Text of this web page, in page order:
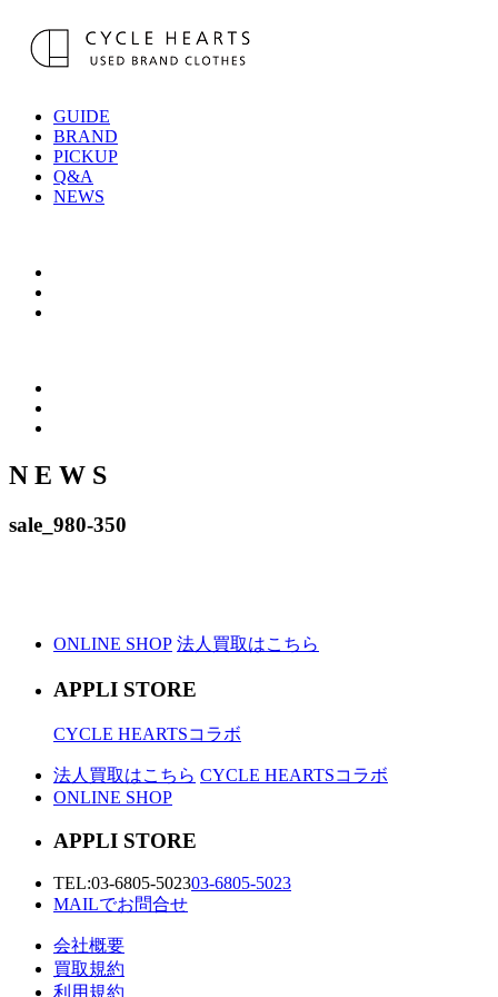
GUIDE
BRAND
PICKUP
Q&A
NEWS
N E W S
sale_980-350
ONLINE SHOP 法人買取はこちら
APPLI STORE
CYCLE HEARTSコラボ
法人買取はこちら CYCLE HEARTSコラボ
ONLINE SHOP
APPLI STORE
TEL:03-6805-502303-6805-5023
MAILでお問合せ
会社概要
買取規約
利用規約